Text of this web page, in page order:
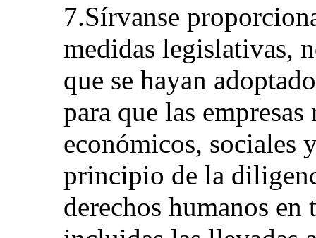
7.Sírvanse
medidas legislativas,
que se hayan
para que las
económicos, sociales
principio de la
derechos humanos en